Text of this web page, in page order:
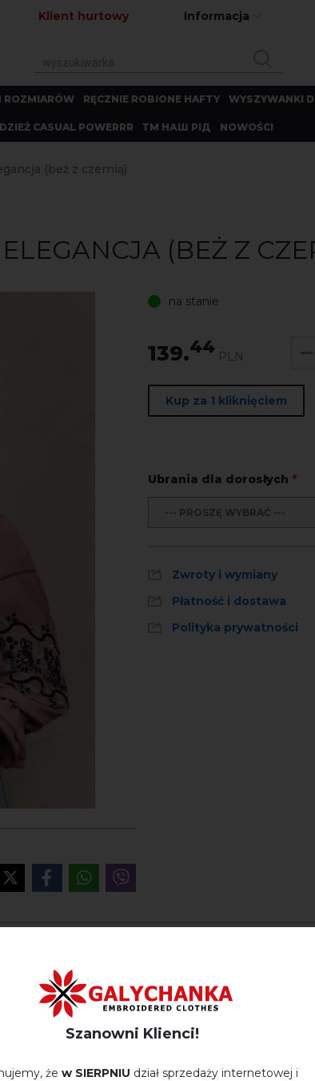
Klient hurtowy Informacja
ROZMIARÓW RĘCZNIE ROBIONE HAFTY WYSZYWANKI
CASUAL POWERRR ТМ НАШ РІД NOWOŚCI
(beż z czernią)
(BEŻ Z
na stanie
139.44 PLN
Kup za 1 kliknięciem
Ubrania dla dorosłych *
--- PROSZĘ WYBRAĆ ---
Zwroty i wymiany
Płatność i dostawa
Polityka prywatności
OPINIE O ELEGANCJA (BEŻ Z
про цей товар.
Szanowni Klienci!
że w SIERPNIU dział sprzedaży internetowej i